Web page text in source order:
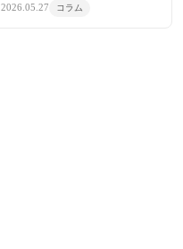
2026.05.27 コラム